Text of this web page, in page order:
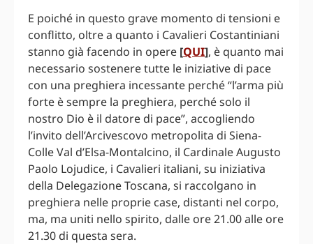
E poiché in questo grave momento di tensioni e
conflitto, oltre a quanto i Cavalieri Costantiniani
stanno già facendo in opere [QUI], è quanto mai
necessario sostenere tutte le iniziative di pace
con una preghiera incessante perché “l’arma più
forte è sempre la preghiera, perché solo il
nostro Dio è il datore di pace”, accogliendo
l’invito dell’Arcivescovo metropolita di Siena-
Colle Val d’Elsa-Montalcino, il Cardinale Augusto
Paolo Lojudice, i Cavalieri italiani, su iniziativa
della Delegazione Toscana, si raccolgano in
preghiera nelle proprie case, distanti nel corpo,
ma, ma uniti nello spirito, dalle ore 21.00 alle ore
21.30 di questa sera.